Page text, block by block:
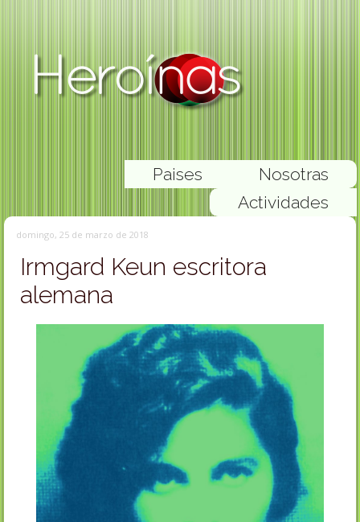
Nosotras
Paises
Actividades
domingo, 25 de marzo de 2018
Irmgard Keun escritora
alemana